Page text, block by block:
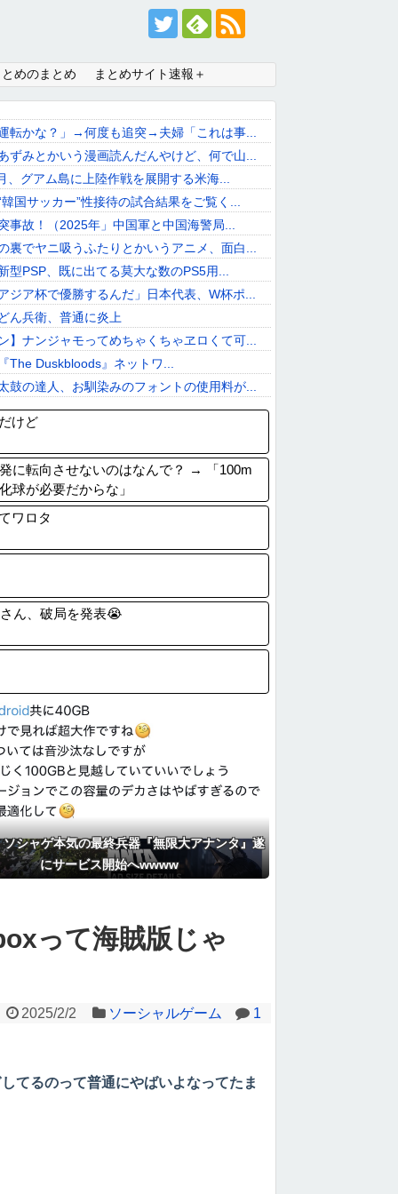
めのまとめ まとめサイト速報＋
転かな？」→何度も追突→夫婦「これは事...
ずみとかいう漫画読んだんやけど、何で山...
、グアム島に上陸作戦を展開する米海...
国サッカー”性接待の試合結果をご覧く...
事故！（2025年」中国軍と中国海警局...
裏でヤニ吸うふたりとかいうアニメ、面白...
型PSP、既に出てる莫大な数のPS5用...
ジア杯で優勝するんだ」日本代表、W杯ポ...
ん兵衛、普通に炎上
】ナンジャモってめちゃくちゃヱロくて可...
The Duskbloods』ネットワ...
鼓の達人、お馴染みのフォントの使用料が...
アツさMax！心も踊る「マンガ毎週...
壮大な縦読みを仕込んでしまうｗｗｗｗｗ...
藤二朗さん、ハグを報告
報】あの実証実験都市「ウーブン・シティ...
けど
に転向させないのはなんで？ → 「100m
球が必要だからな」
ワロタ
ん、破局を発表😭
ソシャゲ本気の最終兵器『無限大アナンタ』遂
にサービス開始へwwww
って海賊版じゃ
2025/2/2 ソーシャルゲーム 1
てるのって普通にやばいよなってたま